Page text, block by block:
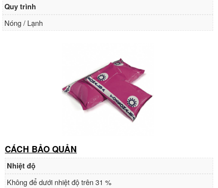
Quy trình
Nóng / Lạnh
CÁCH BẢO QUẢN
Nhiệt độ
Không để dưới nhiệt độ trên 31 %